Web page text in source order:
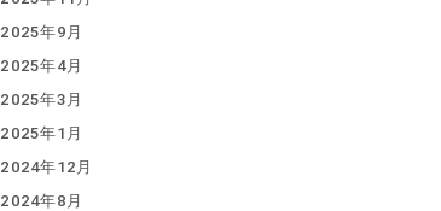
2025年9月
2025年4月
2025年3月
2025年1月
2024年12月
2024年8月